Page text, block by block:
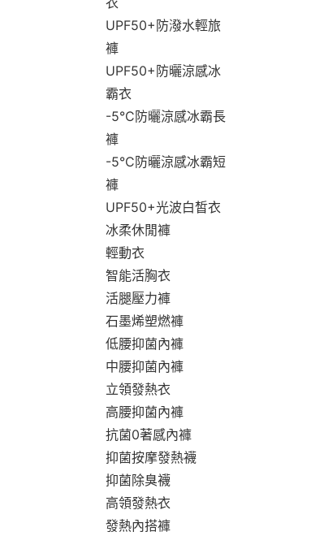
UPF50+防潑水輕旅
褲
UPF50+防曬涼感冰
霸衣
-5°C防曬涼感冰霸長
褲
-5°C防曬涼感冰霸短
褲
UPF50+光波白皙衣
冰柔休閒褲
輕動衣
智能活胸衣
活腿壓力褲
石墨烯塑燃褲
低腰抑菌內褲
中腰抑菌內褲
立領發熱衣
高腰抑菌內褲
抗菌0著感內褲
抑菌按摩發熱襪
抑菌除臭襪
高領發熱衣
發熱內搭褲